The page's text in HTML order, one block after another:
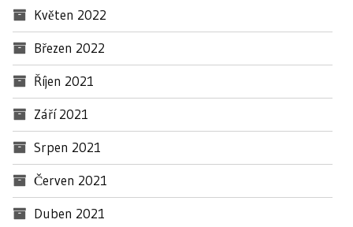
Květen 2022
Březen 2022
Říjen 2021
Září 2021
Srpen 2021
Červen 2021
Duben 2021